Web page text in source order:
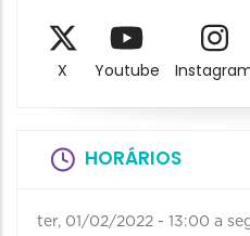
X Youtube
HORÁRIOS
ter, 01/02/2022 - 13:00 a